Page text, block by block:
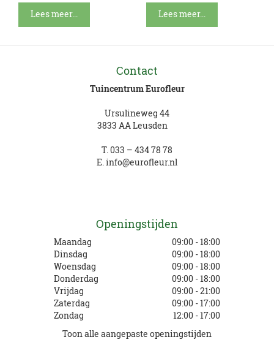
Lees meer... Lees meer...
Contact
Tuincentrum Eurofleur
Ursulineweg 44
3833 AA Leusden
T. 033 – 434 78 78
E. info@eurofleur.nl
Openingstijden
Maandag
09:00 - 18:00
Dinsdag
09:00 - 18:00
Woensdag
09:00 - 18:00
Donderdag
09:00 - 18:00
Vrijdag
09:00 - 21:00
Zaterdag
09:00 - 17:00
Zondag
12:00 - 17:00
Toon alle aangepaste openingstijden